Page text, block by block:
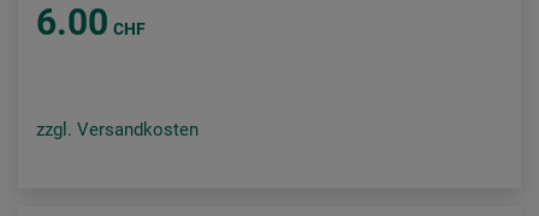
6.00 CHF
zzgl. Versandkosten